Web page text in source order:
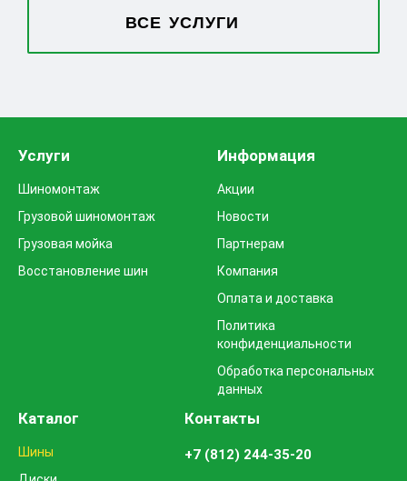
ВСЕ УСЛУГИ
Услуги
Шиномонтаж
Грузовой шиномонтаж
Грузовая мойка
Восстановление шин
Информация
Акции
Новости
Партнерам
Компания
Оплата и доставка
Политика
конфиденциальности
Обработка персональных
данных
Каталог
Шины
Контакты
+7 (812) 244-35-20